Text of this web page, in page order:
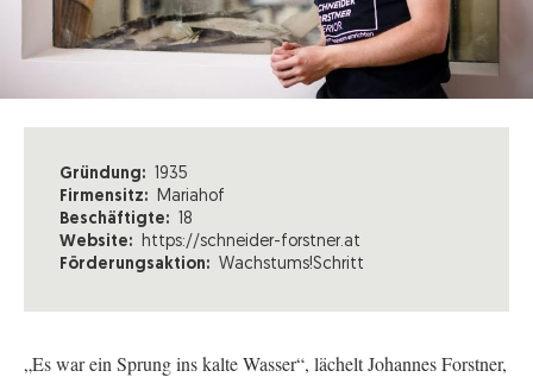
Gründung: 1935
Firmensitz: Mariahof
Beschäftigte: 18
Website:
https://schneider-forstner.at
Förderungsaktion: Wachstums!Schritt
„Es war ein Sprung ins kalte Wasser“, lächelt Johannes Forstner,